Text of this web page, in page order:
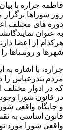
فاطمه جراره با
روز شوراها
دوره های مختلف
به عنوان
هرکدام از اعضا
شهرها و روستاها
جراره، با اشاره
مردم بندرعباس را
که در ادوار مختلف
در قانون شورا وجود
و جایگاه واقعی
قانون اساسی به
واقعی شورا مورد